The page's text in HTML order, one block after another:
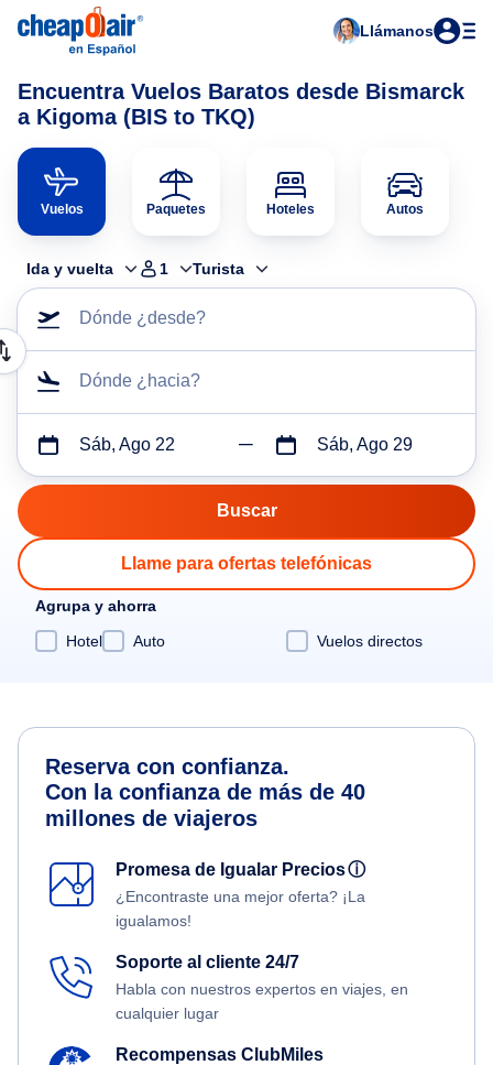
Llámanos
Encuentra Vuelos Baratos desde Bismarck
a Kigoma (BIS to TKQ)
Vuelos Paquetes Hoteles Autos
Ida y vuelta 1 Turista
Dónde ¿desde?
Dónde ¿hacia?
Sáb, Ago 22 Sáb, Ago 29
Llame para ofertas telefónicas
Agrupa y ahorra
Hotel
Auto Vuelos directos
Reserva con confianza.
Con la confianza de más de 40
millones de viajeros
Promesa de Igualar Preciosⓘ
¿Encontraste una mejor oferta? ¡La
igualamos!
Soporte al cliente 24/7
Habla con nuestros expertos en viajes, en
cualquier lugar
Recompensas ClubMiles